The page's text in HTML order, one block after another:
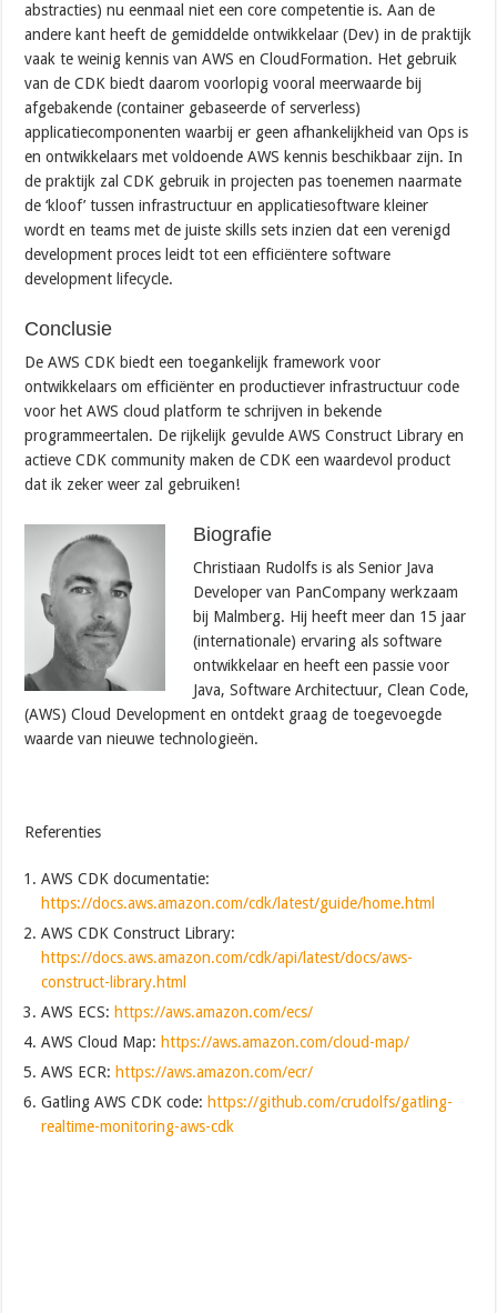
abstracties) nu eenmaal niet een core competentie is. Aan de
andere kant heeft de gemiddelde ontwikkelaar (Dev) in de praktijk
vaak te weinig kennis van AWS en CloudFormation. Het gebruik
van de CDK biedt daarom voorlopig vooral meerwaarde bij
afgebakende (container gebaseerde of serverless)
applicatiecomponenten waarbij er geen afhankelijkheid van Ops is
en ontwikkelaars met voldoende AWS kennis beschikbaar zijn. In
de praktijk zal CDK gebruik in projecten pas toenemen naarmate
de ‘kloof’ tussen infrastructuur en applicatiesoftware kleiner
wordt en teams met de juiste skills sets inzien dat een verenigd
development proces leidt tot een efficiëntere software
development lifecycle.
Conclusie
De AWS CDK biedt een toegankelijk framework voor
ontwikkelaars om efficiënter en productiever infrastructuur code
voor het AWS cloud platform te schrijven in bekende
programmeertalen. De rijkelijk gevulde AWS Construct Library en
actieve CDK community maken de CDK een waardevol product
dat ik zeker weer zal gebruiken!
Biografie
Christiaan Rudolfs is als Senior Java
Developer van PanCompany werkzaam
bij Malmberg. Hij heeft meer dan 15 jaar
(internationale) ervaring als software
ontwikkelaar en heeft een passie voor
Java, Software Architectuur, Clean Code,
(AWS) Cloud Development en ontdekt graag de toegevoegde
waarde van nieuwe technologieën.
Referenties
AWS CDK documentatie:
https://docs.aws.amazon.com/cdk/latest/guide/home.html
AWS CDK Construct Library:
https://docs.aws.amazon.com/cdk/api/latest/docs/aws-
construct-library.html
AWS ECS: https://aws.amazon.com/ecs/
AWS Cloud Map: https://aws.amazon.com/cloud-map/
AWS ECR: https://aws.amazon.com/ecr/
Gatling AWS CDK code: https://github.com/crudolfs/gatling-
realtime-monitoring-aws-cdk